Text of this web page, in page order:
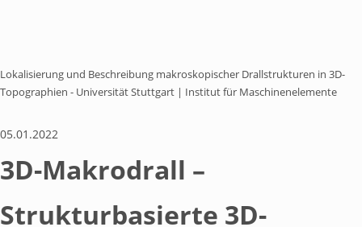
Lokalisierung und Beschreibung makroskopischer Drallstrukturen in 3D-
Topographien - Universität Stuttgart | Institut für Maschinenelemente
05.01.2022
3D-Makrodrall –
Strukturbasierte 3D-